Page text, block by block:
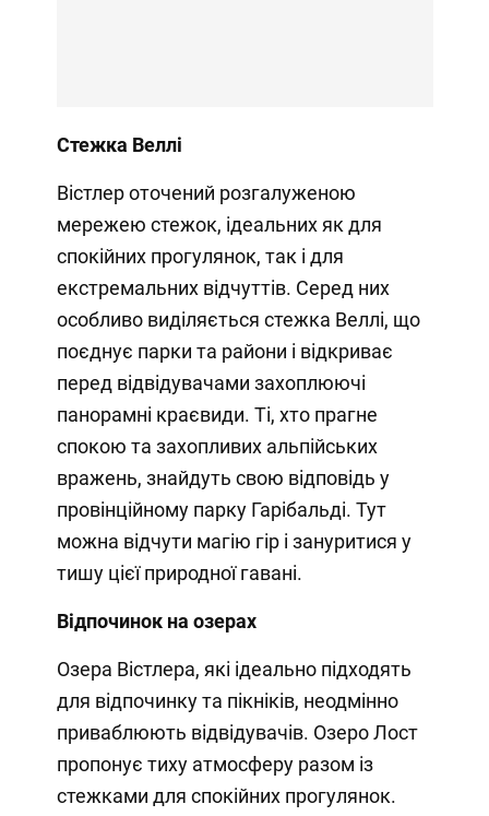
Стежка Веллі
Вістлер оточений розгалуженою
мережею стежок, ідеальних як для
спокійних прогулянок, так і для
екстремальних відчуттів. Серед них
особливо виділяється стежка Веллі, що
поєднує парки та райони і відкриває
перед відвідувачами захоплюючі
панорамні краєвиди. Ті, хто прагне
спокою та захопливих альпійських
вражень, знайдуть свою відповідь у
провінційному парку Гарібальді. Тут
можна відчути магію гір і зануритися у
тишу цієї природної гавані.
Відпочинок на озерах
Озера Вістлера, які ідеально підходять
для відпочинку та пікніків, неодмінно
приваблюють відвідувачів. Озеро Лост
пропонує тиху атмосферу разом із
стежками для спокійних прогулянок.